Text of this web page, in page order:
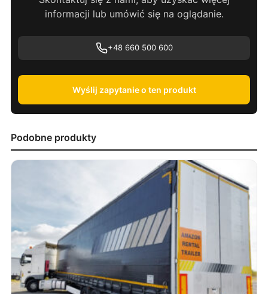
informacji lub umówić się na oglądanie.
+48 660 500 600
Wyślij zapytanie o ten produkt
Podobne produkty